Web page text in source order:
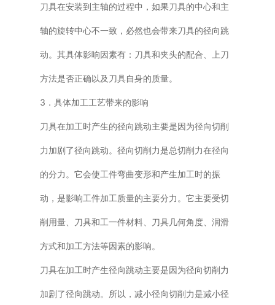
刀具在安装到主轴的过程中，如果刀具的中心和主
轴的旋转中心不一致，必然也会带来刀具的径向跳
动。其具体影响因素有：刀具和夹头的配合、上刀
方法是否正确以及刀具自身的质量。
3．具体加工工艺带来的影响
刀具在加工时产生的径向跳动主要是因为径向切削
力加剧了径向跳动。径向切削力是总切削力在径向
的分力。它会使工件弯曲变形和产生加工时的振
动，是影响工件加工质量的主要分力。它主要受切
削用量、刀具和工一件材料、刀具几何角度、润滑
方式和加工方法等因素的影响。
刀具在加工时产生径向跳动主要是因为径向切削力
加剧了径向跳动。所以，减小径向切削力是减小径